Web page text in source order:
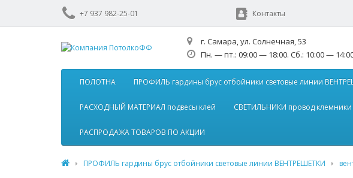
+7 937 982-25-01 Контакты
г. Самара, ул. Солнечная, 53
Пн. — пт.: 09:00 — 18:00. Сб.: 10:00 —
ПОЛОТНА ПРОФИЛЬ гардины брус отбойники световые линии
РАСХОДНЫЙ МАТЕРИАЛ подвесы клей СВЕТИЛЬНИКИ провод клемники
РАСПРОДАЖА ТОВАРОВ ПО АКЦИИ
ПРОФИЛЬ гардины брус отбойники световые линии ВЕНТРЕШЕТКИ